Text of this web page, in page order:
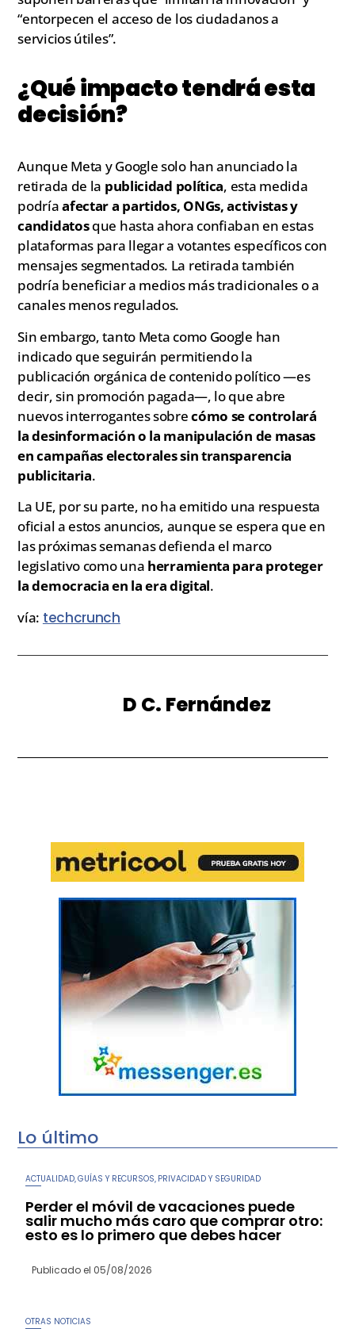
“entorpecen el acceso de los ciudadanos a
servicios útiles”.
¿Qué impacto tendrá esta
decisión?
Aunque Meta y Google solo han anunciado la
retirada de la publicidad política, esta medida
podríaafectar a partidos, ONGs, activistas y
candidatosque hasta ahora confiaban en estas
plataformas para llegar a votantes específicos con
mensajes segmentados. La retirada también
podría beneficiar a medios más tradicionales o a
canales menos regulados.
Sin embargo, tanto Meta como Google han
indicado que seguirán permitiendo la
publicación orgánica de contenido político —es
decir, sin promoción pagada—, lo que abre
nuevos interrogantes sobrecómo se controlará
la desinformación o la manipulación de masas
en campañas electorales sin transparencia
publicitaria.
La UE, por su parte, no ha emitido una respuesta
oficial a estos anuncios, aunque se espera que en
las próximas semanas defienda el marco
legislativo como una herramienta para proteger
la democracia en la era digital.
vía: techcrunch
D C. Fernández
Lo último
ACTUALIDAD,GUÍAS Y RECURSOS, PRIVACIDAD Y SEGURIDAD
Perder el móvil de vacaciones puede
salir mucho más caro que comprar otro:
esto es lo primero que debes hacer
Publicado el 05/08/2026
OTRAS NOTICIAS